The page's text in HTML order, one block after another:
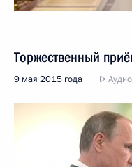
Торжественный
9 мая 2015 года